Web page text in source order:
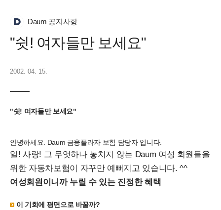
Daum 공지사항
"쉿! 여자들만 보세요"
2002. 04. 15.
"쉿! 여자들만 보세요"
안녕하세요. Daum 금융플라자 보험 담당자 입니다.
일! 사랑! 그 무엇하나 놓치지 않는 Daum 여성 회원들을
위한 자동차보험이 자꾸만 예뻐지고 있습니다. ^^
여성회원이니까 누릴 수 있는 진정한 혜택
이 기회에 평면으로 바꿀까?